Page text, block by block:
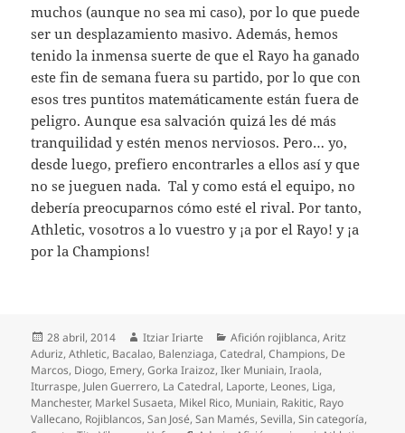
muchos (aunque no sea mi caso), por lo que puede
ser un desplazamiento masivo. Además, hemos
tenido la inmensa suerte de que el Rayo ha ganado
este fin de semana fuera su partido, por lo que con
esos tres puntitos matemáticamente están fuera de
peligro. Aunque esa salvación quizá les dé más
tranquilidad y estén menos nerviosos. Pero… yo,
desde luego, prefiero encontrarles a ellos así y que
no se jueguen nada. Tal y como está el equipo, no
debería preocuparnos cómo esté el rival. Por tanto,
Athletic, vosotros a lo vuestro y ¡a por el Rayo! y ¡a
por la Champions!
Publicado
el
28 abril, 2014 Autor
Itziar Iriarte Categorías
Afición rojiblanca,Aritz
Aduriz,Athletic, Bacalao, Balenziaga,Catedral,Champions, De
Marcos, Diogo, Emery,Gorka Iraizoz,Iker Muniain,Iraola,
Iturraspe, Julen Guerrero, La Catedral, Laporte, Leones, Liga,
Manchester, Markel Susaeta, Mikel Rico, Muniain, Rakitic, Rayo
Vallecano, Rojiblancos,San José,San Mamés,Sevilla,Sin categoría,